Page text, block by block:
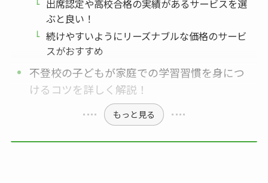
出席認定や高校合格の実績があるサービスを選
ぶと良い！
続けやすいようにリーズナブルな価格のサービ
スがおすすめ
不登校の子どもが家庭での学習習慣を身につ
けるコツを詳しく解説！
もっと見る